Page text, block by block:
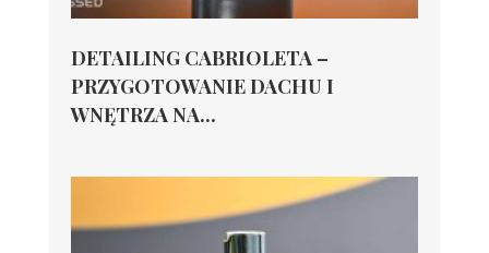
DETAILING CABRIOLETA –
PRZYGOTOWANIE DACHU I
WNĘTRZA NA...